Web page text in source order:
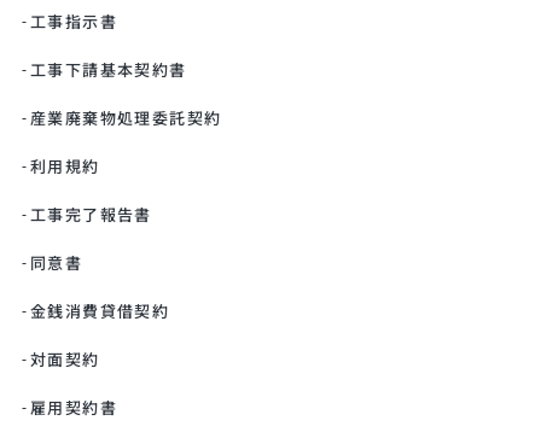
工事指示書
工事下請基本契約書
産業廃棄物処理委託契約
利用規約
工事完了報告書
同意書
金銭消費貸借契約
対面契約
雇用契約書